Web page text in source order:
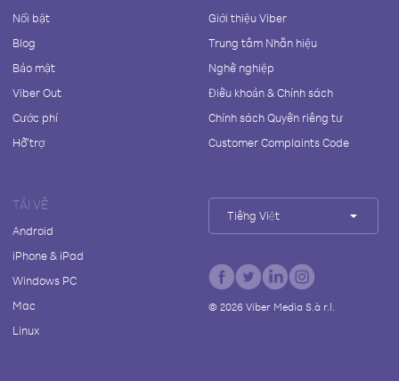
Nổi bật
Blog
Bảo mật
Viber Out
Cước phí
Hỗ trợ
Giới thiệu Viber
Trung tâm Nhãn hiệu
Nghề nghiệp
Điều khoản & Chính sách
Chính sách Quyền riêng tư
Customer Complaints Code
TẢI VỀ
Android
iPhone & iPad
Windows PC
Mac
Linux
Tiếng Việt
© 2026Viber Media S.à r.l.